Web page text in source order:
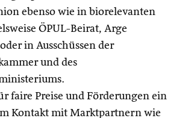
ebenso wie in biorelevanten
ÖPUL-Beirat, Arge
in Ausschüssen der
und des
faire Preise und Förderungen ein
Kontakt mit Marktpartnern wie